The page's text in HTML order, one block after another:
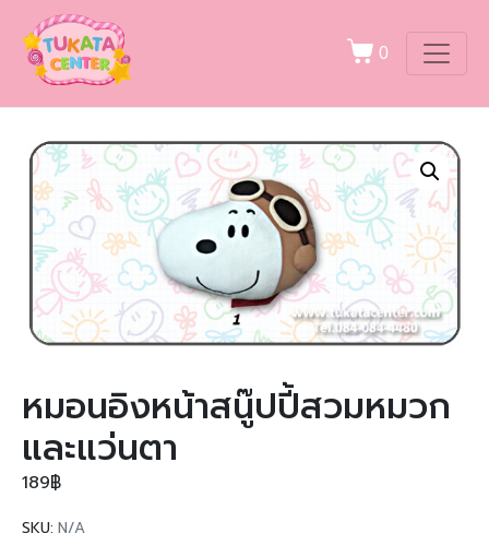
0
หมอนอิงหน้าสนู๊ปปี้สวมหมวก
และแว่นตา
189฿
SKU: N/A